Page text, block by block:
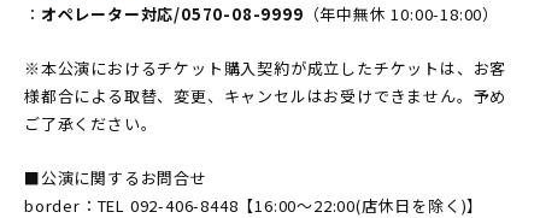
： オペレーター対応/0570-08-9999 （年中無休 10:00-18:00）
※本公演におけるチケット購入契約が成立したチケットは、お客
様都合による取替、変更、キャンセルはお受けできません。予め
ご了承ください。
■公演に関するお問合せ
border：TEL 092-406-8448【16:00〜22:00(店休日を除く)】